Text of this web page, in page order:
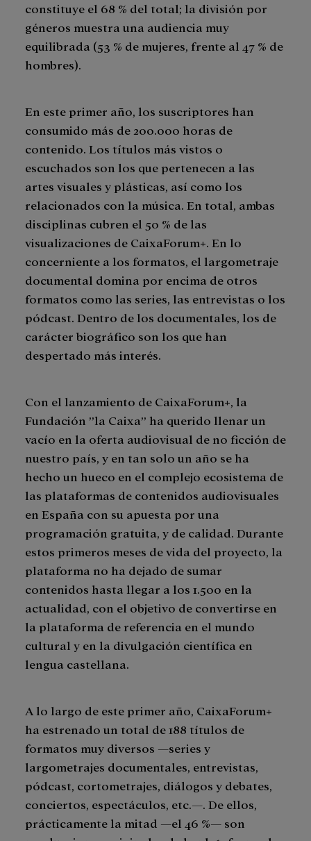
constituye el 68 % del total; la división por
géneros muestra una audiencia muy
equilibrada (53 % de mujeres, frente al 47 % de
hombres).
En este primer año, los suscriptores han
consumido más de 200.000 horas de
contenido. Los títulos más vistos o
escuchados son los que pertenecen a las
artes visuales y plásticas, así como los
relacionados con la música. En total, ambas
disciplinas cubren el 50 % de las
visualizaciones de CaixaForum+. En lo
concerniente a los formatos, el largometraje
documental domina por encima de otros
formatos como las series, las entrevistas o los
pódcast. Dentro de los documentales, los de
carácter biográfico son los que han
despertado más interés.
Con el lanzamiento de CaixaForum+, la
Fundación ”la Caixa” ha querido llenar un
vacío en la oferta audiovisual de no ficción de
nuestro país, y en tan solo un año se ha
hecho un hueco en el complejo ecosistema de
las plataformas de contenidos audiovisuales
en España con su apuesta por una
programación gratuita, y de calidad. Durante
estos primeros meses de vida del proyecto, la
plataforma no ha dejado de sumar
contenidos hasta llegar a los 1.500 en la
actualidad, con el objetivo de convertirse en
la plataforma de referencia en el mundo
cultural y en la divulgación científica en
lengua castellana.
A lo largo de este primer año, CaixaForum+
ha estrenado un total de 188 títulos de
formatos muy diversos —series y
largometrajes documentales, entrevistas,
pódcast, cortometrajes, diálogos y debates,
conciertos, espectáculos, etc.—. De ellos,
prácticamente la mitad —el 46 %— son